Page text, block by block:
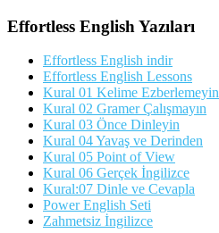
Effortless English Yazıları
Effortless English indir
Effortless English Lessons
Kural 01 Kelime Ezberlemeyin
Kural 02 Gramer Çalışmayın
Kural 03 Önce Dinleyin
Kural 04 Yavaş ve Derinden
Kural 05 Point of View
Kural 06 Gerçek İngilizce
Kural:07 Dinle ve Cevapla
Power English Seti
Zahmetsiz İngilizce